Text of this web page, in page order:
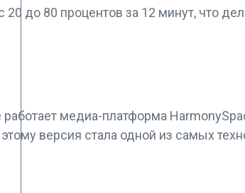
до 80 процентов за 12 минут, что
медиа-платформа
версия стала одной из самых